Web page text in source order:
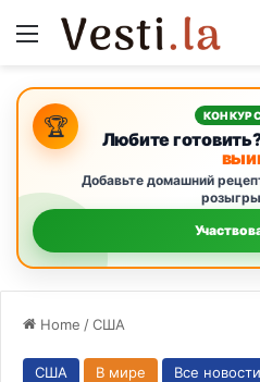
Menu
🏆 Любите
Добавьте домашний
Home /США
США В мире Все новости